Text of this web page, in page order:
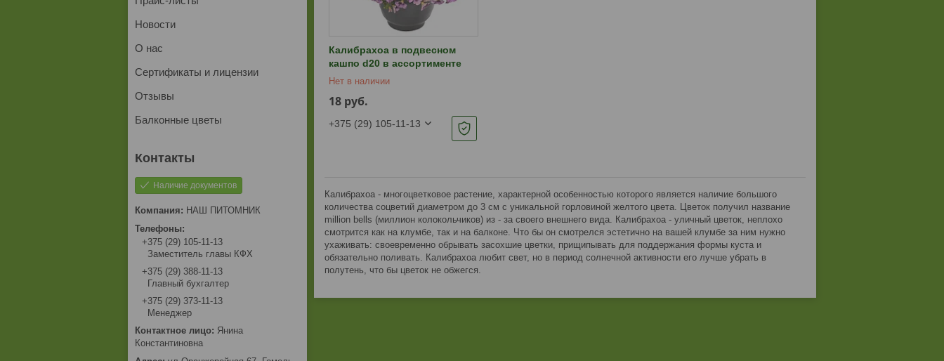
Калибрахоа в подвесном
кашпо d20 в ассортименте
Нет в наличии
18 руб.
+375 (29) 105-11-13
Калибрахоа - многоцветковое растение, характерной особенностью которого является наличие большого
количества соцветий диаметром до 3 см с уникальной горловиной желтого цвета. Цветок получил название
million bells (миллион колокольчиков) из - за своего внешнего вида. Калибрахоа - уличный цветок, неплохо
смотрится как на клумбе, так и на балконе. Что бы он смотрелся эстетично на вашей клумбе за ним нужно
ухаживать: своевременно обрывать засохшие цветки, прищипывать для поддержания формы куста и
обязательно поливать. Калибрахоа любит свет, но в период солнечной активности его лучше убрать в
полутень, что бы цветок не обжегся.
Новости
О нас
Сертификаты и лицензии
Отзывы
Балконные цветы
Наличие документов
НАШ ПИТОМНИК
+375 (29) 105-11-13
Заместитель главы КФХ
+375 (29) 388-11-13
Главный бухгалтер
+375 (29) 373-11-13
Менеджер
Янина
Константиновна